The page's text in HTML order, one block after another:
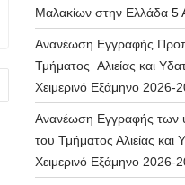
Μαλακίων στην Ελλάδα 5
Ανανέωση Εγγραφής
Τμήματος Αλιείας και
Χειμερινό Εξάμηνο 2026-
Ανανέωση Εγγραφής των
του Τμήματος Αλιείας και
Χειμερινό Εξάμηνο 2026-